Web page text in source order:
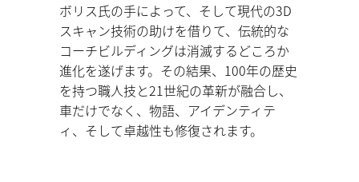
ボリス氏の手によって、そして現代の3D
スキャン技術の助けを借りて、伝統的な
コーチビルディングは消滅するどころか
進化を遂げます。その結果、100年の歴史
を持つ職人技と21世紀の革新が融合し、
車だけでなく、物語、アイデンティテ
ィ、そして卓越性も修復されます。